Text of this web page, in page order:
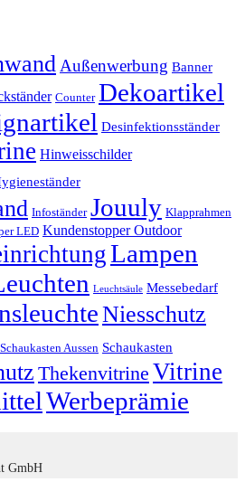
Außenwerbung Banner
Counter Dekoartikel
Desinfektionsständer
Hinweisschilder
Infoständer Jouuly Klapprahmen
LED Kundenstopper Outdoor
Lampen
Leuchtsäule Messebedarf
Niesschutz
Schaukasten Aussen Schaukasten
Thekenvitrine Vitrine
Werbeprämie
GmbH